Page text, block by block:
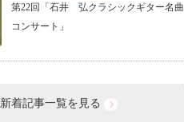
第22回「石井 弘クラシックギター名曲
コンサート」
新着記事一覧を見る